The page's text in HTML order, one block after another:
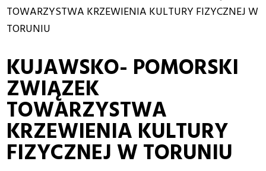
Ścieżka
nawigacyjna
TOWARZYSTWA KRZEWIENIA KULTURY FIZYCZNEJ W
TORUNIU
KUJAWSKO- POMORSKI
ZWIĄZEK
TOWARZYSTWA
KRZEWIENIA KULTURY
FIZYCZNEJ W TORUNIU